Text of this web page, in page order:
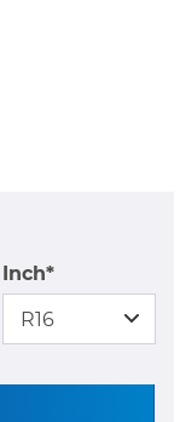
Inch*